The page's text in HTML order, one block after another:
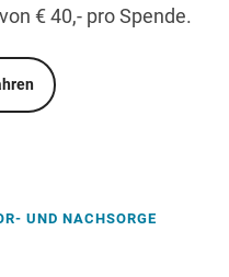
€ 40,- pro Spende.
UND NACHSORGE